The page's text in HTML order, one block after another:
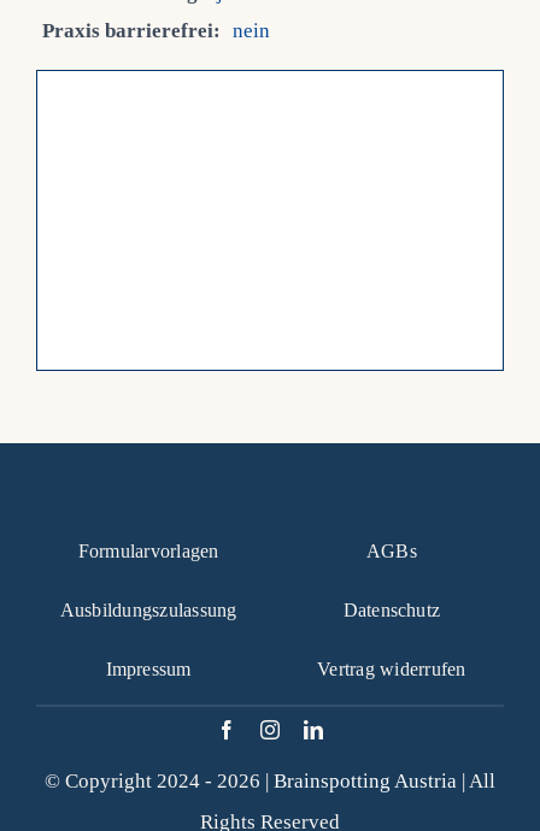
Praxis barrierefrei:
nein
Formularvorlagen
Ausbildungszulassung
Impressum
AGBs
Datenschutz
Vertrag widerrufen
© Copyright 2024 - 2026 | Brainspotting Austria | All
Rights Reserved